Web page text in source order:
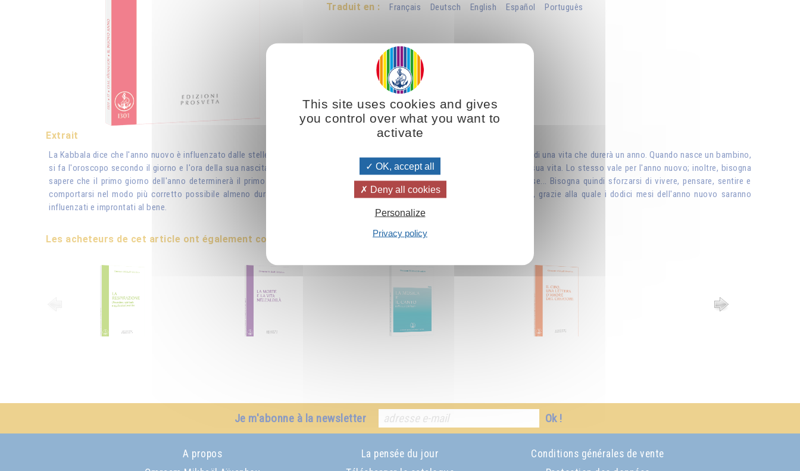
Traduit en : Français Deutsch English Español Português
Extrait
La Kabbala dice che l'anno nuovo è influenzato dalle stelle. La nascita di un anno è simile alla nascita di un bambino. É la nascita di una vita che durerà un anno. Quando nasce un bambino,
si fa l'oroscopo secondo il giorno e l'ora della sua nascita, allo scopo di determinare lo svolgersi degli avvenimenti per tutta la sua vita. Lo stesso vale per l'anno nuovo; inoltre, bisogna
sapere che il primo giorno dell'anno determinerà il primo mese, il secondo giorno il secondo mese, il terzo giorno il terzo mese... Bisogna quindi sforzarsi di vivere, pensare, sentire e
comportarsi nel modo più corretto possibile almeno durante i primi dodici giorni per gettare una base intelligente e luminosa, grazie alla quale i dodici mesi dell'anno nuovo saranno
influenzati e improntati al bene.
Les acheteurs de cet article ont également commandé :
Je m'abonne à la newsletter Ok !
A propos
La pensée du jour
Conditions générales de vente
This site uses cookies and gives
you control over what you want to
activate
OK, accept all
Deny all cookies
Personalize
Privacy policy